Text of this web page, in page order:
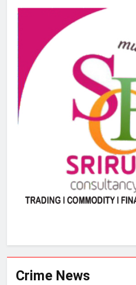
Crime News